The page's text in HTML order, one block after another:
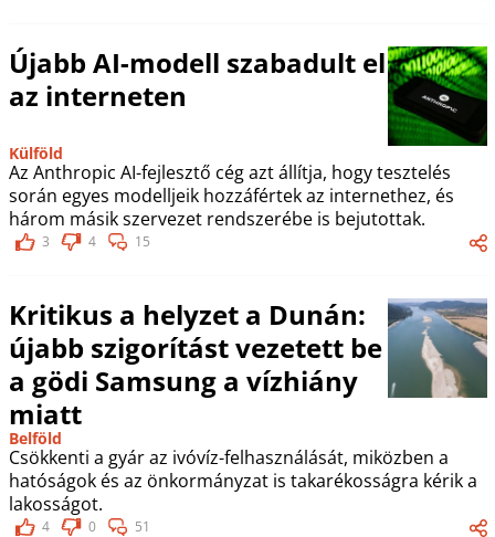
Újabb AI-modell szabadult el
az interneten
Külföld
Az Anthropic AI-fejlesztő cég azt állítja, hogy tesztelés
során egyes modelljeik hozzáfértek az internethez, és
három másik szervezet rendszerébe is bejutottak.
3 4 15
Kritikus a helyzet a Dunán:
újabb szigorítást vezetett be
a gödi Samsung a vízhiány
miatt
Belföld
Csökkenti a gyár az ivóvíz-felhasználását, miközben a
hatóságok és az önkormányzat is takarékosságra kérik a
lakosságot.
4 0 51